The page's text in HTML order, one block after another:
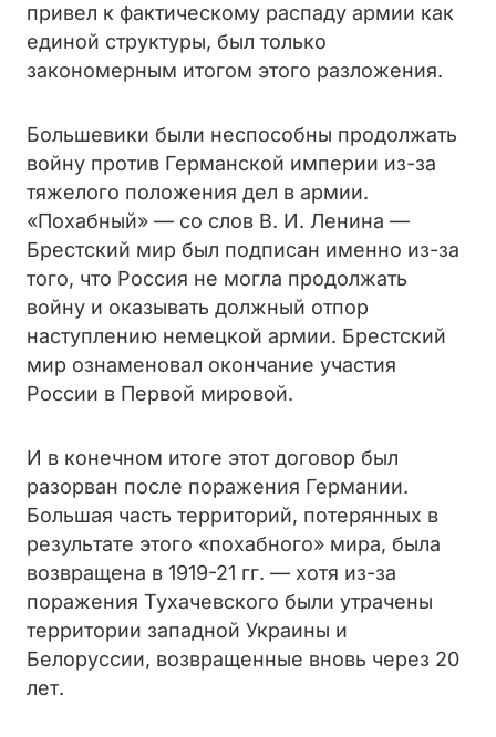
привел к фактическому распаду армии как
единой структуры, был только
закономерным итогом этого разложения.
Большевики были неспособны продолжать
войну против Германской империи из-за
тяжелого положения дел в армии.
«Похабный» — со слов В. И. Ленина —
Брестский мир был подписан именно из-за
того, что Россия не могла продолжать
войну и оказывать должный отпор
наступлению немецкой армии. Брестский
мир ознаменовал окончание участия
России в Первой мировой.
И в конечном итоге этот договор был
разорван после поражения Германии.
Большая часть территорий, потерянных в
результате этого «похабного» мира, была
возвращена в 1919-21 гг. — хотя из-за
поражения Тухачевского были утрачены
территории западной Украины и
Белоруссии, возвращенные вновь через 20
лет.